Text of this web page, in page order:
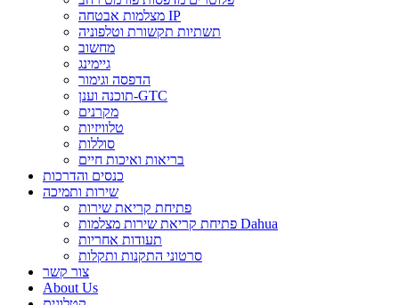
מצלמות אבטחה IP
תשתיות תקשורת וטלפוניה
מחשוב
גיימינג
הדפסה וגימור
תוכנה וענן-GTC
מקרנים
טלוויזיות
סוללות
בריאות ואיכות חיים
כנסים והדרכות
שירות ותמיכה
פתיחת קריאת שירות
פתיחת קריאת שירות מצלמות Dahua
תעודות אחריות
סרטוני התקנות ותקלות
צור קשר
About Us